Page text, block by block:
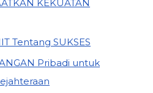
KEKUATAN
Tentang SUKSES
Pribadi untuk